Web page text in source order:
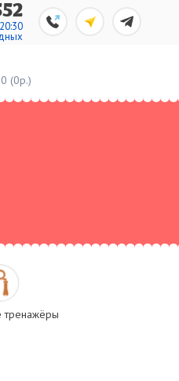
0 (0р.)
тренажёры